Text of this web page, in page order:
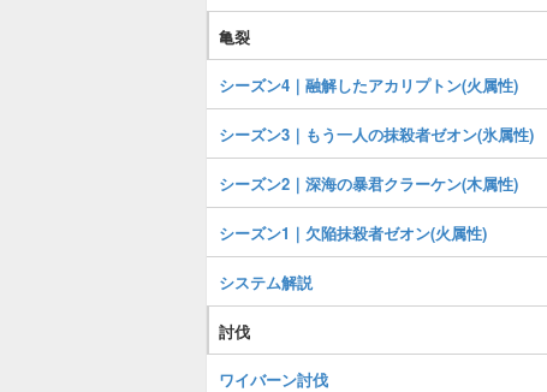
亀裂
シーズン4｜融解したアカリプトン(火属性)
シーズン3｜もう一人の抹殺者ゼオン(氷属性)
シーズン2｜深海の暴君クラーケン(木属性)
シーズン1｜欠陥抹殺者ゼオン(火属性)
システム解説
討伐
ワイバーン討伐